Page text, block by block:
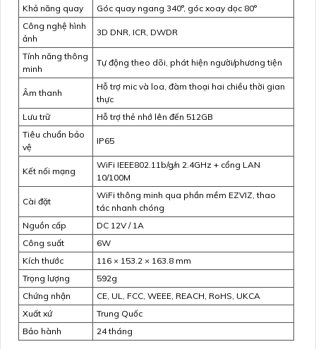
Khả năng quay
Góc quay ngang 340°, góc xoay dọc 80°
Công nghệ hình
ảnh
3D DNR, ICR, DWDR
Tính năng thông
minh
Tự động theo dõi, phát hiện người/phương tiện
Âm thanh
Hỗ trợ mic và loa, đàm thoại hai chiều thời gian
thực
Lưu trữ
Hỗ trợ thẻ nhớ lên đến 512GB
Tiêu chuẩn bảo
vệ
IP65
Kết nối mạng
WiFi IEEE802.11b/g/n 2.4GHz + cổng LAN
10/100M
Cài đặt
WiFi thông minh qua phần mềm EZVIZ, thao
tác nhanh chóng
Nguồn cấp
DC 12V / 1A
Công suất
6W
Kích thước
116 × 153.2 × 163.8 mm
Trọng lượng
592g
Chứng nhận
CE, UL, FCC, WEEE, REACH, RoHS, UKCA
Xuất xứ
Trung Quốc
Bảo hành
24 tháng